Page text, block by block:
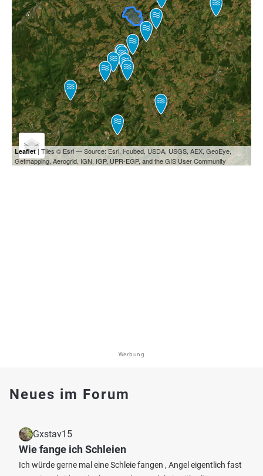
Leaflet| Tiles © Esri — Source: Esri, i-cubed, USDA, USGS, AEX, GeoEye,
Getmapping, Aerogrid, IGN, IGP, UPR-EGP, and the GIS User Community
Werbung
Neues im Forum
Gxstav15
Wie fange ich Schleien
Ich würde gerne mal eine Schleie fangen , Angel eigentlich fast